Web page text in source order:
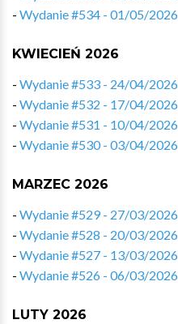
- Wydanie #534 - 01/05/2026
KWIECIEŃ 2026
- Wydanie #533 - 24/04/2026
- Wydanie #532 - 17/04/2026
- Wydanie #531 - 10/04/2026
- Wydanie #530 - 03/04/2026
MARZEC 2026
- Wydanie #529 - 27/03/2026
- Wydanie #528 - 20/03/2026
- Wydanie #527 - 13/03/2026
- Wydanie #526 - 06/03/2026
LUTY 2026